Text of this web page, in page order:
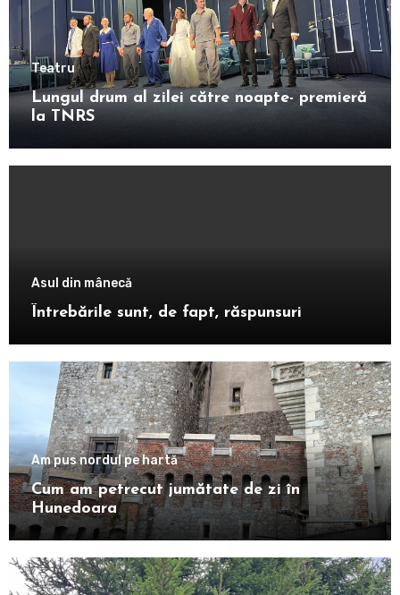
Teatru
Lungul drum al zilei către noapte- premieră
la TNRS
Asul din mânecă
Întrebările sunt, de fapt, răspunsuri
Am pus nordul pe hartă
Cum am petrecut jumătate de zi în
Hunedoara